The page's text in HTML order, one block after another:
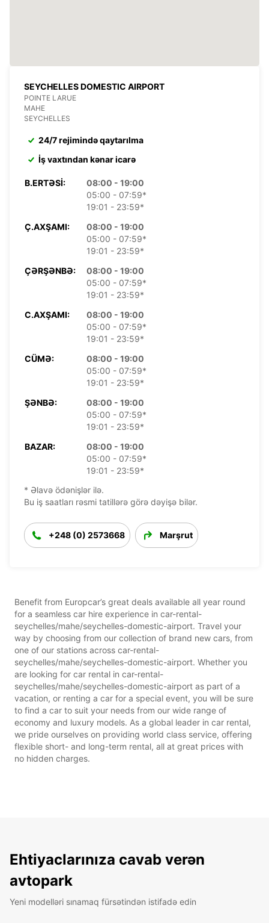
SEYCHELLES DOMESTIC AIRPORT
POINTE LARUE
MAHE
SEYCHELLES
24/7 rejimində qaytarılma
İş vaxtından kənar icarə
B.ERTƏSI:
08:00 - 19:00
05:00 - 07:59*
19:01 - 23:59*
Ç.AXŞAMI:
08:00 - 19:00
05:00 - 07:59*
19:01 - 23:59*
ÇƏRŞƏNBƏ:
08:00 - 19:00
05:00 - 07:59*
19:01 - 23:59*
C.AXŞAMI:
08:00 - 19:00
05:00 - 07:59*
19:01 - 23:59*
CÜMƏ:
08:00 - 19:00
05:00 - 07:59*
19:01 - 23:59*
ŞƏNBƏ:
08:00 - 19:00
05:00 - 07:59*
19:01 - 23:59*
BAZAR:
08:00 - 19:00
05:00 - 07:59*
19:01 - 23:59*
* Əlavə ödənişlər ilə.
Bu iş saatları rəsmi tatillərə görə dəyişə bilər.
+248 (0) 2573668 Marşrut
Benefit from Europcar’s great deals available all year round
for a seamless car hire experience in car-rental-
seychelles/mahe/seychelles-domestic-airport. Travel your
way by choosing from our collection of brand new cars, from
one of our stations across car-rental-
seychelles/mahe/seychelles-domestic-airport. Whether you
are looking for car rental in car-rental-
seychelles/mahe/seychelles-domestic-airport as part of a
vacation, or renting a car for a special event, you will be sure
to find a car to suit your needs from our wide range of
economy and luxury models. As a global leader in car rental,
we pride ourselves on providing world class service, offering
flexible short- and long-term rental, all at great prices with
no hidden charges.
Ehtiyaclarınıza cavab verən
avtopark
Yeni modelləri sınamaq fürsətindən istifadə edin